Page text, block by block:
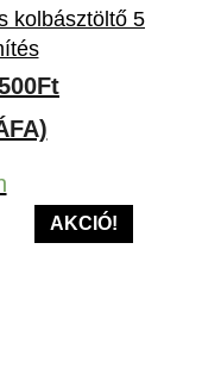
kolbásztöltő 5
FtCurrent
67,500Ft.
AKCIÓ!